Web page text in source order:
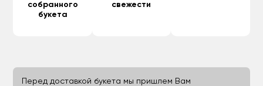
собранного
букета
свежести
Перед доставкой букета мы пришлем Вам